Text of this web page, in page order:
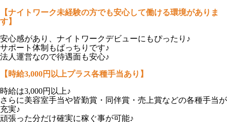
【ナイトワーク未経験の方でも安心して働ける環境がありま
す】
安心感があり、ナイトワークデビューにもぴったり♪
サポート体制もばっちりです♪
法人運営なので待遇面も安心♪
【時給3,000円以上プラス各種手当あり】
時給は3,000円以上♪
さらに美容室手当や皆勤賞・同伴賞・売上賞などの各種手当が
充実♪
頑張った分だけ確実に稼ぐ事が可能♪